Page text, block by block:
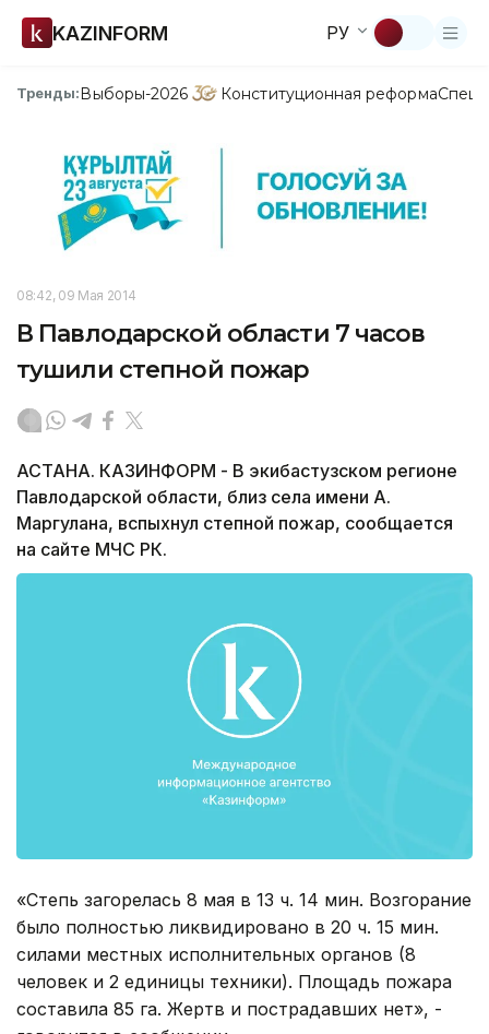
KAZINFORM РУ
Тренды:Выборы-2026 Конституционная реформа
08:42, 09 Мая 2014
В Павлодарской области 7 часов
тушили степной пожар
АСТАНА. КАЗИНФОРМ - В экибастузском регионе
Павлодарской области, близ села имени А.
Маргулана, вспыхнул степной пожар, сообщается
на сайте МЧС РК.
«Степь загорелась 8 мая в 13 ч. 14 мин. Возгорание
было полностью ликвидировано в 20 ч. 15 мин.
силами местных исполнительных органов (8
человек и 2 единицы техники). Площадь пожара
составила 85 га. Жертв и пострадавших нет», -